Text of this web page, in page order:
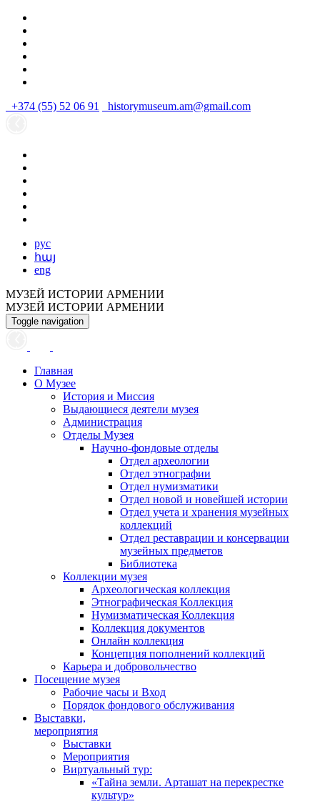
+374 (55) 52 06 91 historymuseum.am@gmail.com
рус
հայ
eng
МУЗЕЙ ИСТОРИИ АРМЕНИИ
МУЗЕЙ ИСТОРИИ АРМЕНИИ
Toggle navigation
Главная
О Музее
История и Миссия
Выдающиеся деятели музея
Администрация
Отделы Музея
Научно-фондовые отделы
Отдел археологии
Отдел этнографии
Отдел нумизматики
Отдел новой и новейшей истории
Отдел учета и хранения музейных
коллекций
Отдел реставрации и консервации
музейных предметов
Библиотека
Коллекции музея
Археологическая коллекция
Этнографическая Коллекция
Нумизматическая Коллекция
Коллекция документов
Онлайн коллекция
Концепция пополнений коллекций
Карьера и добровольчество
Посещение музея
Рабочие часы и Вход
Порядок фондового обслуживания
Выставки,
мероприятия
Выставки
Мероприятия
Виртуальный тур:
«Тайна земли. Арташат на перекрестке
культур»